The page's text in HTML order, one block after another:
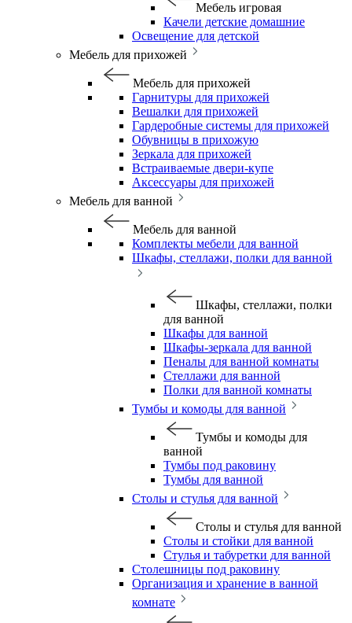
Мебель игровая
Качели детские домашние
Освещение для детской
Мебель для прихожей
Мебель для прихожей
Гарнитуры для прихожей
Вешалки для прихожей
Гардеробные системы для прихожей
Обувницы в прихожую
Зеркала для прихожей
Встраиваемые двери-купе
Аксессуары для прихожей
Мебель для ванной
Мебель для ванной
Комплекты мебели для ванной
Шкафы, стеллажи, полки для ванной
Шкафы, стеллажи, полки
для ванной
Шкафы для ванной
Шкафы-зеркала для ванной
Пеналы для ванной комнаты
Стеллажи для ванной
Полки для ванной комнаты
Тумбы и комоды для ванной
Тумбы и комоды для
ванной
Тумбы под раковину
Тумбы для ванной
Столы и стулья для ванной
Столы и стулья для ванной
Столы и стойки для ванной
Стулья и табуретки для ванной
Столешницы под раковину
Организация и хранение в ванной
комнате